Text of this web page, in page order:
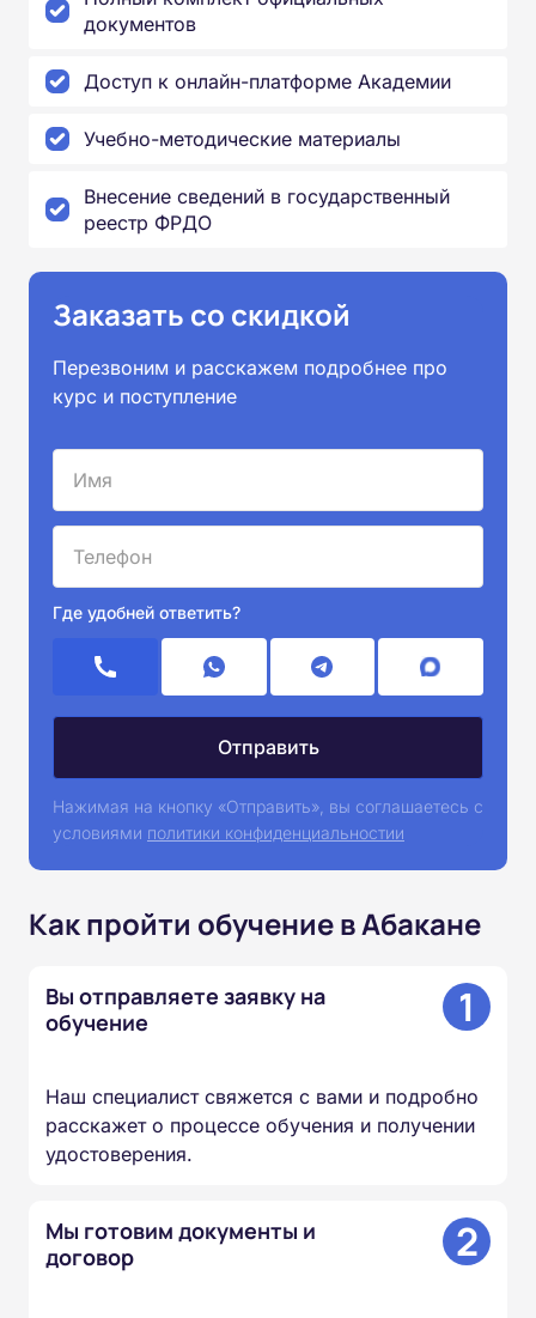
документов
Доступ к онлайн-платформе Академии
Учебно-методические материалы
Внесение сведений в государственный
реестр ФРДО
Заказать со скидкой
Перезвоним и расскажем подробнее про
курс и поступление
Где удобней ответить?
Нажимая на кнопку «Отправить», вы соглашаетесь с
условиями политики конфиденциальностии
Как пройти обучение в Абакане
Вы отправляете заявку на
обучение
1
Наш специалист свяжется с вами и подробно
расскажет о процессе обучения и получении
удостоверения.
Мы готовим документы и
договор
2